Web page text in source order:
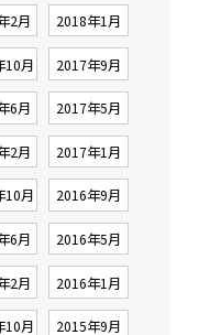
2月 2018年1月
10月 2017年9月
6月 2017年5月
2月 2017年1月
10月 2016年9月
6月 2016年5月
2月 2016年1月
10月 2015年9月